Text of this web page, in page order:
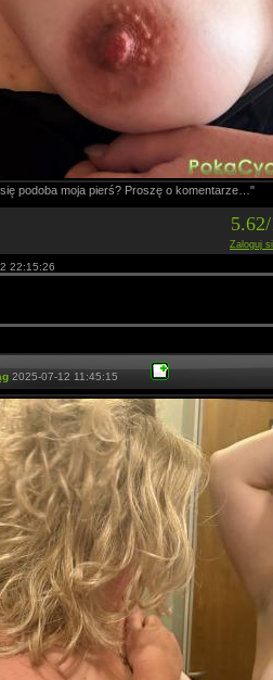
podoba moja pierś? Proszę o komentarze…"
Zaloguj
22:15:26
2025-07-12 11:45:15